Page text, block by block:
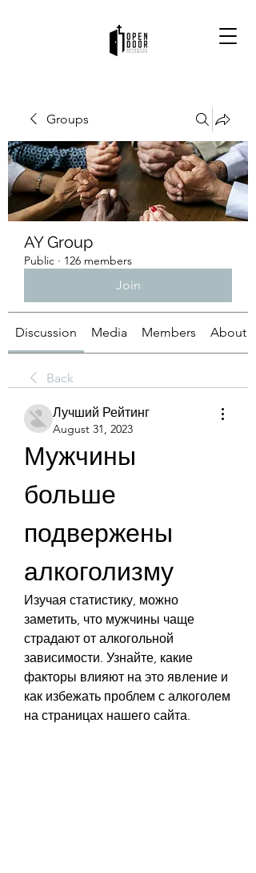
Groups
AY Group
Public · 126 members
Join
Discussion Media Members About
Back
Лучший Рейтинг
August 31, 2023
Мужчины
больше
подвержены
алкоголизму
Изучая статистику, можно
заметить, что мужчины чаще
страдают от алкогольной
зависимости. Узнайте, какие
факторы влияют на это явление и
как избежать проблем с алкоголем
на страницах нашего сайта.